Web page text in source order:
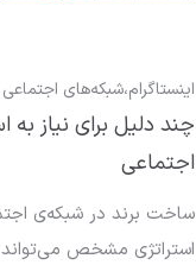
اینستاگرام،شبکه‌های اجتماعی
چند دلیل برای نیاز
اجتماعی
ساخت برند در شبکه‌ی
استراتژی مشخص